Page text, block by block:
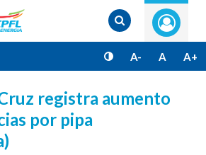
A- A A+
registra aumento
por pipa